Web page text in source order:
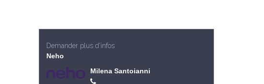
Demander plus d'infos
Neho
Milena Santoianni